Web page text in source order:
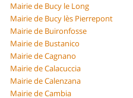
Mairie de Bucy le Long
Mairie de Bucy lès Pierrepont
Mairie de Buironfosse
Mairie de Bustanico
Mairie de Cagnano
Mairie de Calacuccia
Mairie de Calenzana
Mairie de Cambia